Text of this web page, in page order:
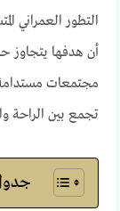
التطور العمراني
أن هدفها يتجاوز
مجتمعات مستدامة
تجمع بين الراحة